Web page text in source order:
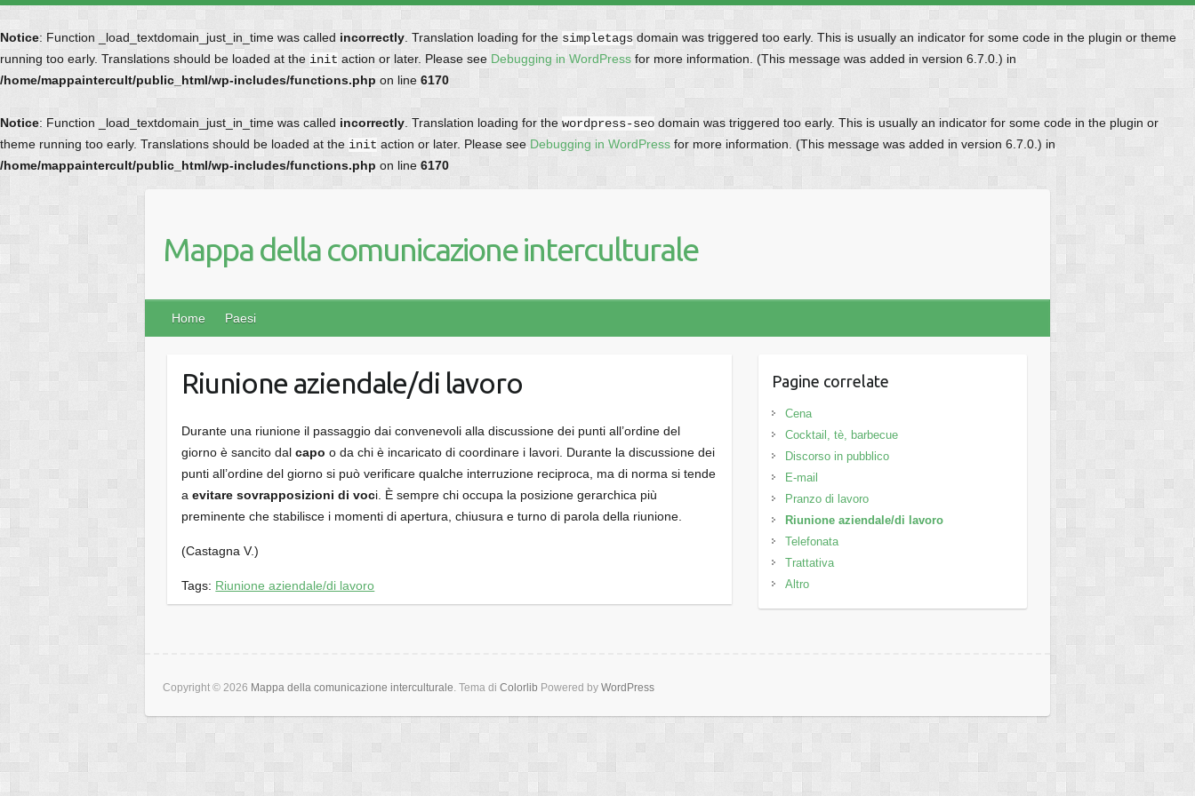
Notice: Function _load_textdomain_just_in_time was called incorrectly . Translation loading for the simpletags domain was triggered too early. This is usually an indicator for some code in the plugin or theme
running too early. Translations should be loaded at the init action or later. Please see Debugging in WordPress for more information. (This message was added in version 6.7.0.) in
/home/mappaintercult/public_html/wp-includes/functions.php on line 6170
Notice: Function _load_textdomain_just_in_time was called incorrectly . Translation loading for the wordpress-seo domain was triggered too early. This is usually an indicator for some code in the plugin or
theme running too early. Translations should be loaded at the init action or later. Please seeDebugging in WordPress for more information. (This message was added in version 6.7.0.) in
/home/mappaintercult/public_html/wp-includes/functions.php on line 6170
Mappa della comunicazione interculturale
Home Paesi
Riunione aziendale/di lavoro
Durante una riunione il passaggio dai convenevoli alla discussione dei punti all’ordine del
giorno è sancito dalcapo o da chi è incaricato di coordinare i lavori. Durante la discussione dei
punti all’ordine del giorno si può verificare qualche interruzione reciproca, ma di norma si tende
aevitare sovrapposizioni di voci. È sempre chi occupa la posizione gerarchica più
preminente che stabilisce i momenti di apertura, chiusura e turno di parola della riunione.
(Castagna V.)
Tags: Riunione aziendale/di lavoro
Pagine correlate
Cena
Cocktail, tè, barbecue
Discorso in pubblico
E-mail
Pranzo di lavoro
Riunione aziendale/di lavoro
Telefonata
Trattativa
Altro
Copyright © 2026 Mappa della comunicazione interculturale. Tema di Colorlib Powered by WordPress